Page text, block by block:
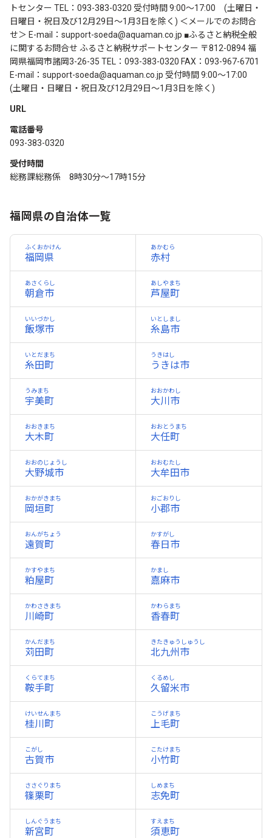
トセンター TEL：093-383-0320 受付時間 9:00～17:00 (土曜日・
日曜日・祝日及び12月29日～1月3日を除く) ＜メールでのお問合
せ＞ E-mail：support-soeda@aquaman.co.jp ■ふるさと納税全般
に関するお問合せ ふるさと納税サポートセンター 〒812-0894 福
岡県福岡市諸岡3-26-35 TEL：093-383-0320 FAX：093-967-6701
E-mail：support-soeda@aquaman.co.jp 受付時間 9:00～17:00
(土曜日・日曜日・祝日及び12月29日～1月3日を除く)
URL
電話番号
093-383-0320
受付時間
総務課総務係 8時30分～17時15分
福岡県の自治体一覧
福岡県
ふくおかけん
赤村
あかむら
朝倉市
あさくらし
芦屋町
あしやまち
飯塚市
いいづかし
糸島市
いとしまし
糸田町
いとだまち
うきは市
うきはし
宇美町
うみまち
大川市
おおかわし
大木町
おおきまち
大任町
おおとうまち
大野城市
おおのじょうし
大牟田市
おおむたし
岡垣町
おかがきまち
小郡市
おごおりし
遠賀町
おんがちょう
春日市
かすがし
粕屋町
かすやまち
嘉麻市
かまし
川崎町
かわさきまち
香春町
かわらまち
苅田町
かんだまち
北九州市
きたきゅうしゅうし
鞍手町
くらてまち
久留米市
くるめし
桂川町
けいせんまち
上毛町
こうげまち
古賀市
こがし
小竹町
こたけまち
篠栗町
ささぐりまち
志免町
しめまち
新宮町
しんぐうまち
須恵町
すえまち